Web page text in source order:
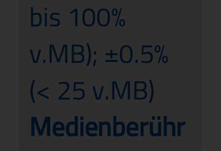
bis 100%
v.MB); ±0.5%
(< 25 v.MB)
Medienberühr